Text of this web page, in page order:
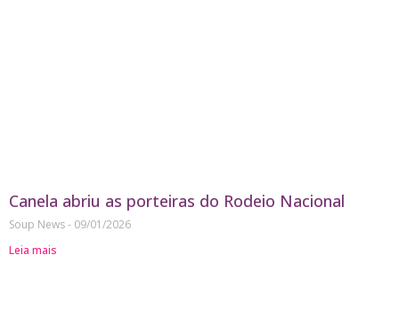
Canela abriu as porteiras do Rodeio Nacional
Soup News
09/01/2026
Leia mais